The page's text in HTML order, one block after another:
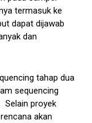
termasuk ke
dapat dijawab
dan
tahap dua
sequencing
Selain proyek
akan